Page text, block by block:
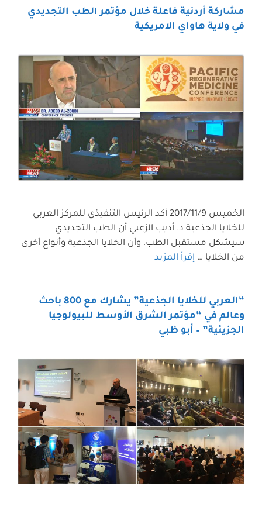
مشاركة أردنية فاعلة خلال مؤتمر الطب التجديدي
في ولاية هاواي الامريكية
الخميس 2017/11/9 أكد الرئيس التنفيذي للمركز العربي
للخلايا الجذعية د. أديب الزعبي أن الطب التجديدي
سيشكل مستقبل الطب، وأن الخلايا الجذعية وأنواع أخرى
من الخلايا … إقرأ المزيد
“العربي للخلايا الجذعية” يشارك مع 800 باحث
وعالم في “مؤتمر الشرق الأوسط للبيولوجيا
الجزيئية” – أبو ظبي